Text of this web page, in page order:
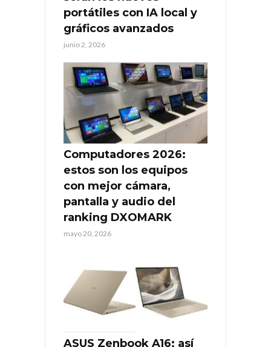
portátiles con IA local y
gráficos avanzados
junio 2, 2026
Computadores 2026:
estos son los equipos
con mejor cámara,
pantalla y audio del
ranking DXOMARK
mayo 20, 2026
ASUS Zenbook A16: así